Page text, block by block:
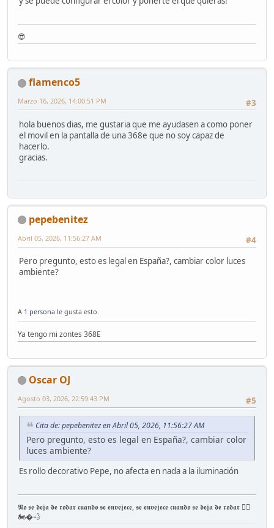
😎
flamenco5
#3
Marzo 16, 2026, 14:00:51 PM
hola buenos dias, me gustaria que me ayudasen a como poner
el movil en la pantalla de una 368e que no soy capaz de
hacerlo.
gracias.
pepebenitez
#4
Abril 05, 2026, 11:56:27 AM
Pero pregunto, esto es legal en España?, cambiar color luces
ambiente?
A 1 persona le gusta esto.
Ya tengo mi zontes 368E
Oscar OJ
#5
Agosto 03, 2026, 22:59:43 PM
Cita de: pepebenitez en Abril 05, 2026, 11:56:27 AM
Pero pregunto, esto es legal en España?, cambiar color
luces ambiente?
Es rollo decorativo Pepe, no afecta en nada a la iluminación
𝕹𝖔 𝖘𝖊 𝖉𝖊𝖏𝖆 𝖉𝖊 𝖗𝖔𝖉𝖆𝖗 𝖈𝖚𝖆𝖓𝖉𝖔 𝖘𝖊 𝖊𝖓𝖛𝖊𝖏𝖊𝖈𝖊, 𝖘𝖊 𝖊𝖓𝖛𝖊𝖏𝖊𝖈𝖊 𝖈𝖚𝖆𝖓𝖉𝖔 𝖘𝖊 𝖉𝖊𝖏𝖆 𝖉𝖊 𝖗𝖔𝖉𝖆𝖗 ✊🏽
🏍�💨